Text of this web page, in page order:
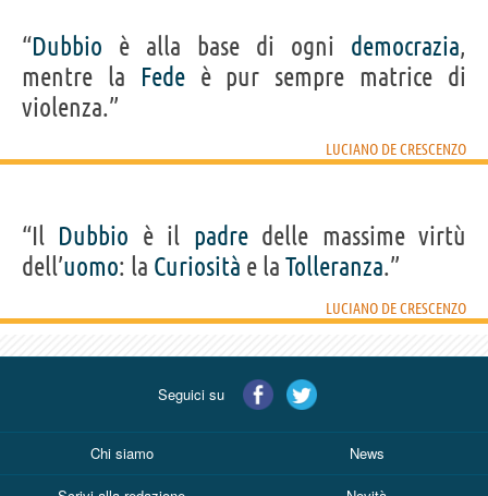
“Dubbio è alla base di ogni democrazia,
mentre la Fedeè pur sempre matrice di
violenza.”
LUCIANO DE CRESCENZO
“Il Dubbio è il padredelle massime virtù
dell’uomo: la Curiosità e la Tolleranza.”
LUCIANO DE CRESCENZO
Seguici su
Chi siamo News